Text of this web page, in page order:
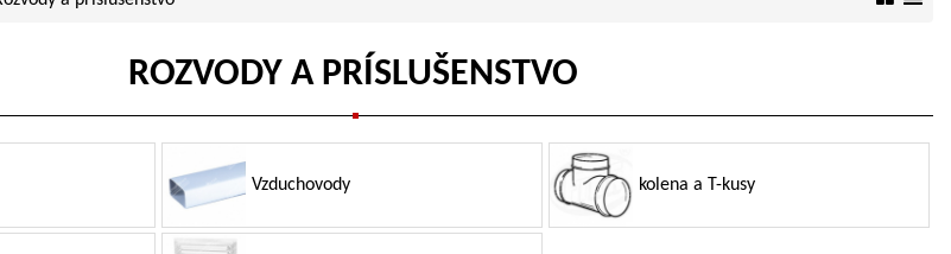
ROZVODY A PRÍSLUŠENSTVO
Vzduchovody kolena a T-kusy